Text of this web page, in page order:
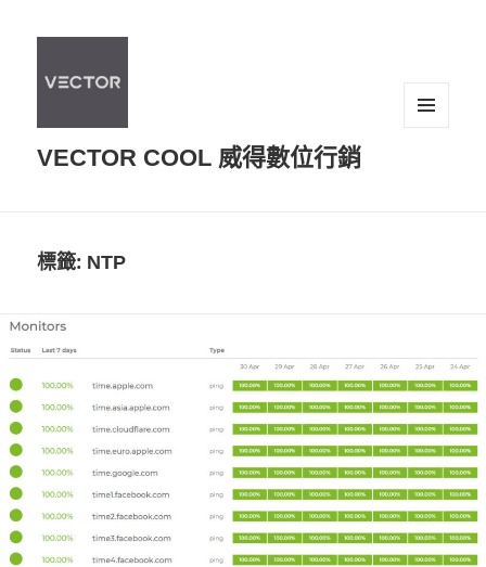
VECTOR COOL 威得數位行銷
標籤: NTP